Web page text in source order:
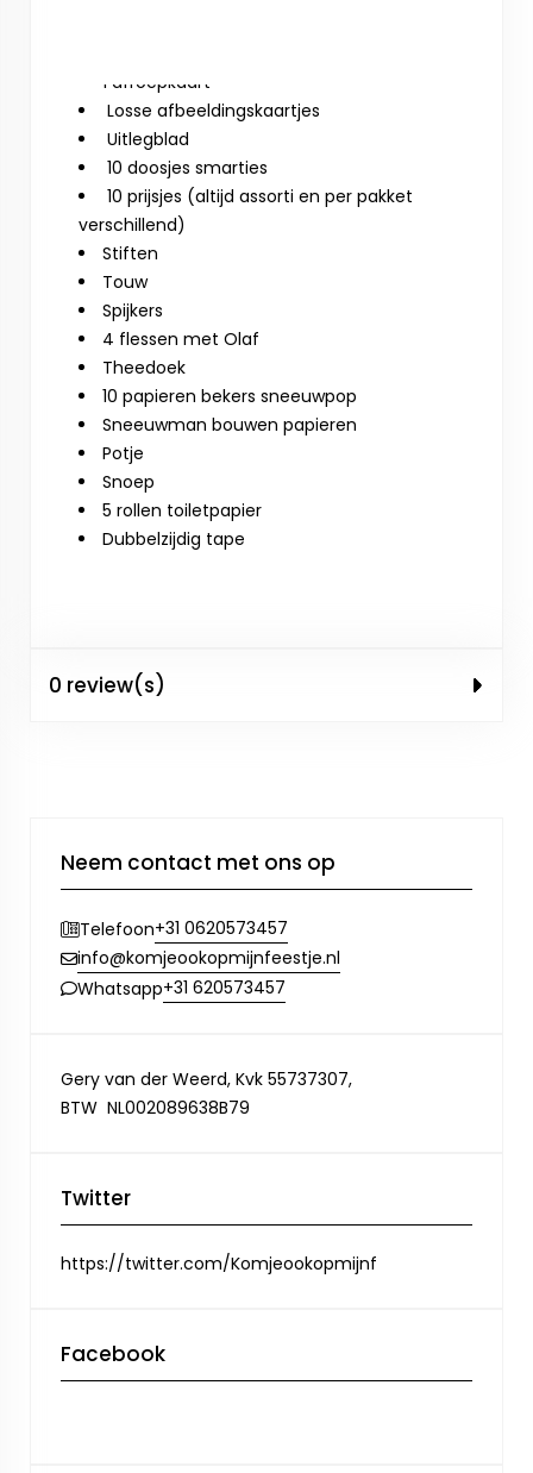
1 afroepkaart
Losse afbeeldingskaartjes
Uitlegblad
10 doosjes smarties
10 prijsjes (altijd assorti en per pakket
verschillend)
Stiften
Touw
Spijkers
4 flessen met Olaf
Theedoek
10 papieren bekers sneeuwpop
Sneeuwman bouwen papieren
Potje
Snoep
5 rollen toiletpapier
Dubbelzijdig tape
0 review(s)
Neem contact met ons op
Telefoon+31 0620573457
info@komjeookopmijnfeestje.nl
Whatsapp+31 620573457
Gery van der Weerd, Kvk 55737307,
BTW NL002089638B79
Twitter
https://twitter.com/Komjeookopmijnf
Facebook